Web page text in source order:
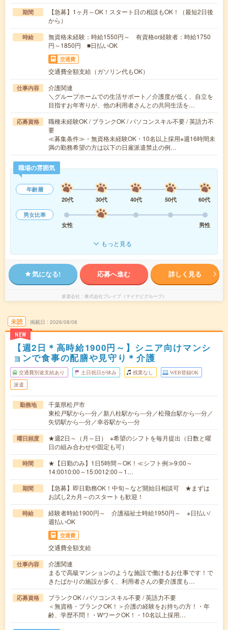
期間
【急募】1ヶ月～OK！スタート日の相談もOK！（最短2日後
から）
時給
無資格未経験：時給1550円～ 有資格or経験者：時給1750
円～1850円 ■日払いOK
交通費
交通費全額支給（ガソリン代もOK）
仕事内容
介護関連
＼グループホームでの生活サポート／介護度が低く、自立を
目指すお年寄りが、他の利用者さんとの共同生活を…
応募資格
職種未経験OK / ブランクOK / パソコンスキル不要 / 英語力不
要
≪募集条件≫・無資格未経験OK・10名以上採用※週16時間未
満の勤務希望の方は以下の日雇派遣禁止の例…
職場の雰囲気
年齢層
20代
30代 40代 50代
60代
男女比率
女性
男性
もっと見る
気になる! 応募へ進む 詳しく見る
派遣会社 株式会社ブレイブ（マイナビグループ）
未読
NEW
掲載日 2026/08/08
【週2日＊高時給1900円～】シニア向けマンシ
ョンで食事の配膳や見守り＊介護
交通費別途支給あり 土日祝日が休み 残業なし WEB登録OK
派遣
勤務地
千葉県松戸市
東松戸駅から---分／新八柱駅から---分／松飛台駅から---分／
矢切駅から---分／幸谷駅から---分
曜日頻度
★週2日～（月～日） ※希望のシフトを毎月提出（日数と曜
日の組み合わせや固定も可）
時間
★【日勤のみ】1日5時間～OK！≪シフト例≫9:00～
14:0010:00～15:0012:00～1…
期間
【急募】即日勤務OK！中旬～など開始日相談可 ★まずは
お試し2カ月～のスタートも歓迎！
時給
経験者時給1900円～ 介護福祉士時給1950円～ ※日払い/
週払いOK
交通費
交通費全額支給
仕事内容
介護関連
まるで高級マンションのような施設で働けるお仕事です！で
きたばかりの施設が多く、利用者さんの要介護度も…
応募資格
ブランクOK / パソコンスキル不要 / 英語力不要
＜無資格・ブランクOK！＞介護の経験をお持ちの方！・年
齢、学歴不問！・WワークOK！・10名以上採用…